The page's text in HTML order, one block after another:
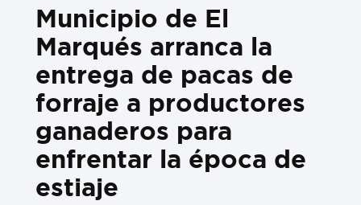
Municipio de El
Marqués arranca la
entrega de pacas de
forraje a productores
ganaderos para
enfrentar la época de
estiaje